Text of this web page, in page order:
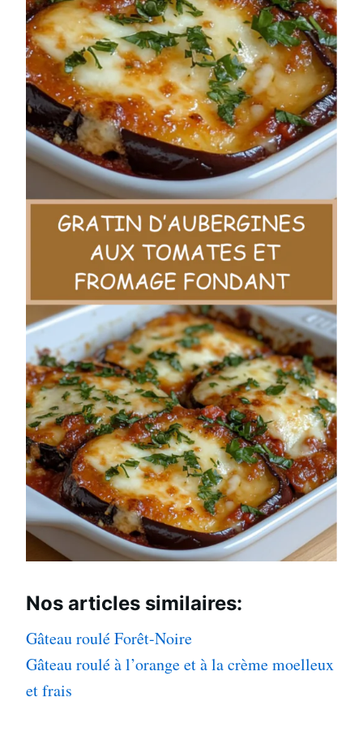
Nos articles similaires:
Gâteau roulé Forêt-Noire
Gâteau roulé à l’orange et à la crème moelleux
et frais